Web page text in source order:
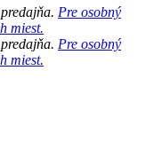
Pre osobný
miest.
Pre osobný
miest.